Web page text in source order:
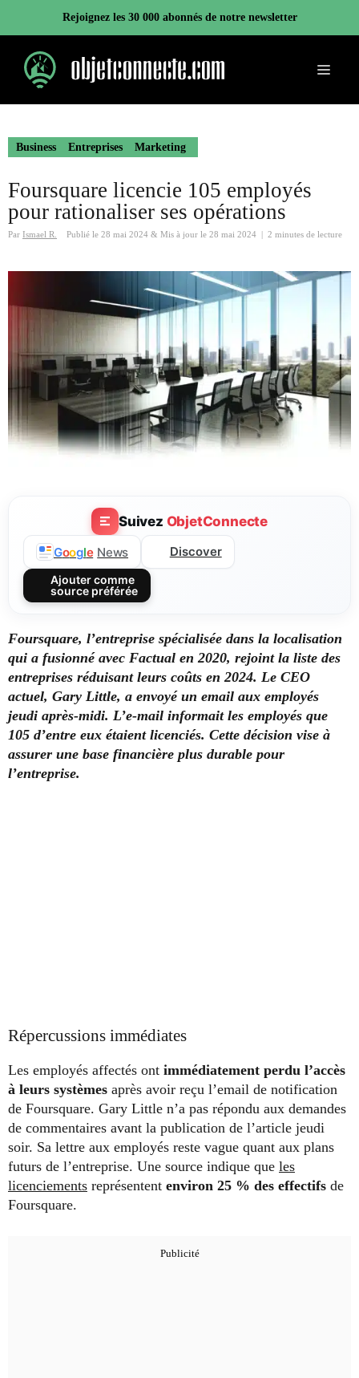
contenu
Rejoignez les 30 000 abonnés de notre newsletter
Menu
Business Entreprises Marketing
Foursquare licencie 105 employés
pour rationaliser ses opérations
Par Ismael R. Publié le 28 mai 2024 & Mis à jour le 28 mai 2024 2 minutes de lecture
Suivez ObjetConnecte
Google News Discover
Ajouter comme
source préférée
Foursquare, l’entreprise spécialisée dans la localisation
qui a fusionné avec Factual en 2020, rejoint la liste des
entreprises réduisant leurs coûts en 2024. Le CEO
actuel, Gary Little, a envoyé un email aux employés
jeudi après-midi. L’e-mail informait les employés que
105 d’entre eux étaient licenciés. Cette décision vise à
assurer une base financière plus durable pour
l’entreprise.
Répercussions immédiates
Les employés affectés ont immédiatement perdu l’accès
à leurs systèmes après avoir reçu l’email de notification
de Foursquare. Gary Little n’a pas répondu aux demandes
de commentaires avant la publication de l’article jeudi
soir. Sa lettre aux employés reste vague quant aux plans
futurs de l’entreprise. Une source indique que les
licenciements représentent environ 25 % des effectifs de
Foursquare.